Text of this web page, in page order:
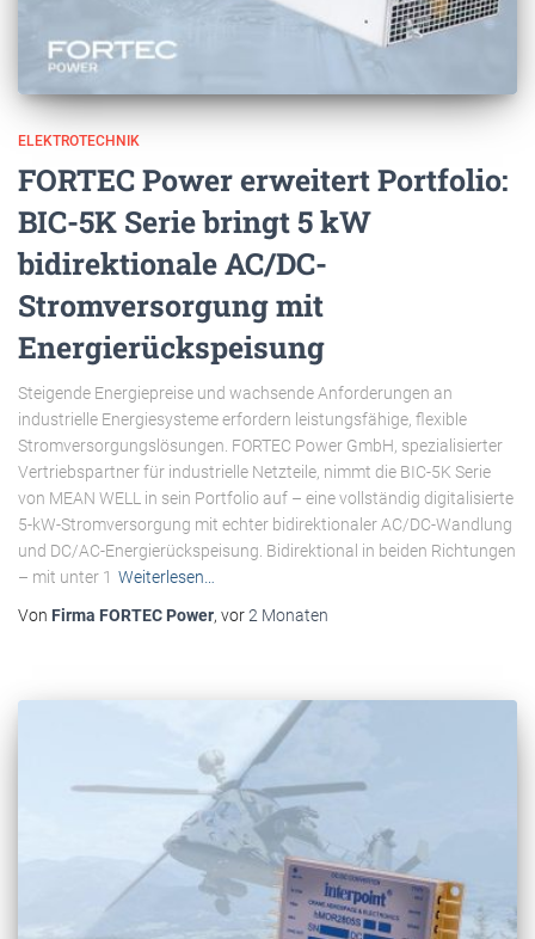
ELEKTROTECHNIK
FORTEC Power erweitert Portfolio:
BIC-5K Serie bringt 5 kW
bidirektionale AC/DC-
Stromversorgung mit
Energierückspeisung
Steigende Energiepreise und wachsende Anforderungen an
industrielle Energiesysteme erfordern leistungsfähige, flexible
Stromversorgungslösungen. FORTEC Power GmbH, spezialisierter
Vertriebspartner für industrielle Netzteile, nimmt die BIC-5K Serie
von MEAN WELL in sein Portfolio auf – eine vollständig digitalisierte
5-kW-Stromversorgung mit echter bidirektionaler AC/DC-Wandlung
und DC/AC-Energierückspeisung. Bidirektional in beiden Richtungen
– mit unter 1 Weiterlesen…
Von Firma FORTEC Power, vor2 Monaten